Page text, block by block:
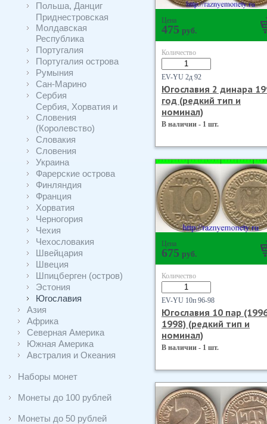
Польша, Данциг
Приднестровская
Молдавская
Республика
Португалия
Португалия острова
Румыния
Сан-Марино
Сербия
Сербия, Хорватия и
Словения
(Королевство)
Словакия
Словения
Украина
Фарерские острова
Финляндия
Франция
Хорватия
Черногория
Чехия
Чехословакия
Швейцария
Швеция
Шпицберген (остров)
Эстония
Югославия
Азия
Африка
Северная Америка
Южная Америка
Австралия и Океания
Наборы монет
Монеты до 100 рублей
Монеты до 50 рублей
Цена
475 руб.
Количество
EV-YU 2д 92
Югославия 2 динара
год (редкий тип и
номинал)
В наличии - 1 шт.
Цена
675 руб.
Количество
EV-YU 10п 96-98
Югославия 10 пар
1998) (редкий тип и
номинал)
В наличии - 1 шт.